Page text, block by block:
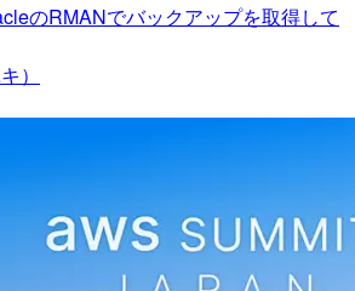
のRMANでバックアップを取得して
）